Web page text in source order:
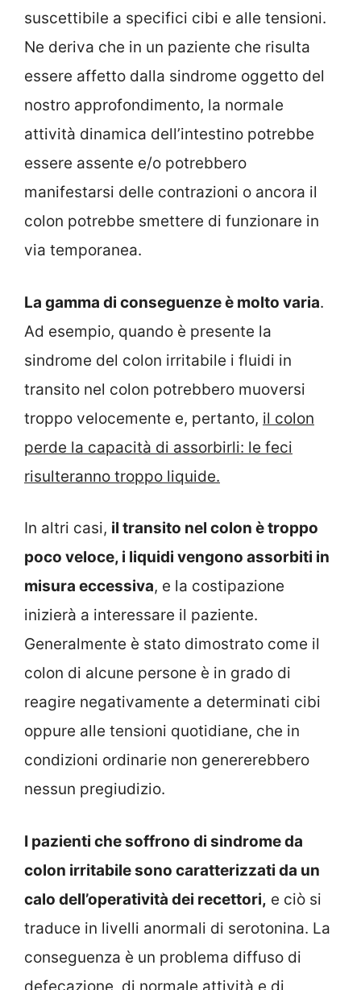
suscettibile a specifici cibi e alle tensioni.
Ne deriva che in un paziente che risulta
essere affetto dalla sindrome oggetto del
nostro approfondimento, la normale
attività dinamica dell’intestino potrebbe
essere assente e/o potrebbero
manifestarsi delle contrazioni o ancora il
colon potrebbe smettere di funzionare in
via temporanea.
La gamma di conseguenze è molto varia.
Ad esempio, quando è presente la
sindrome del colon irritabile i fluidi in
transito nel colon potrebbero muoversi
troppo velocemente e, pertanto, il colon
perde la capacità di assorbirli: le feci
risulteranno troppo liquide.
In altri casi, il transito nel colon è troppo
poco veloce, i liquidi vengono assorbiti in
misura eccessiva, e la costipazione
inizierà a interessare il paziente.
Generalmente è stato dimostrato come il
colon di alcune persone è in grado di
reagire negativamente a determinati cibi
oppure alle tensioni quotidiane, che in
condizioni ordinarie non genererebbero
nessun pregiudizio.
I pazienti che soffrono di sindrome da
colon irritabile sono caratterizzati da un
calo dell’operatività dei recettori, e ciò si
traduce in livelli anormali di serotonina. La
conseguenza è un problema diffuso di
defecazione, di normale attività e di